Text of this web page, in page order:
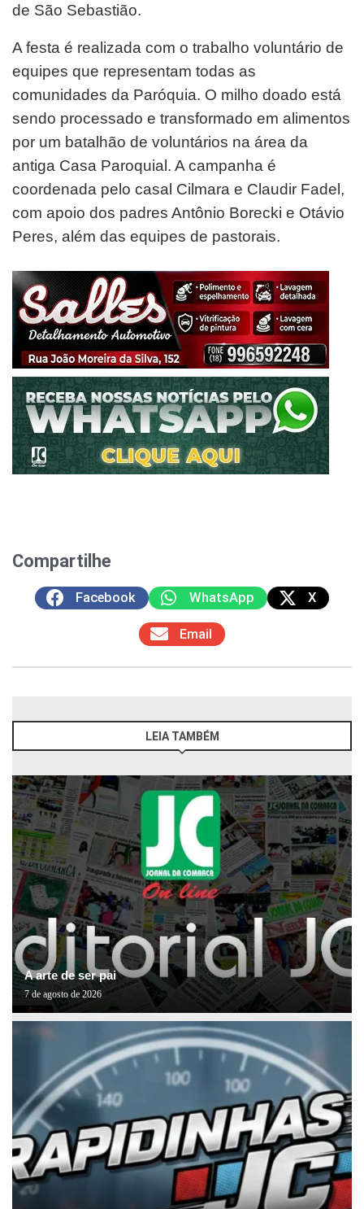
de São Sebastião.
A festa é realizada com o trabalho voluntário de
equipes que representam todas as
comunidades da Paróquia. O milho doado está
sendo processado e transformado em alimentos
por um batalhão de voluntários na área da
antiga Casa Paroquial. A campanha é
coordenada pelo casal Cilmara e Claudir Fadel,
com apoio dos padres Antônio Borecki e Otávio
Peres, além das equipes de pastorais.
Compartilhe
Facebook WhatsApp X
Email
LEIA TAMBÉM
A arte de ser pai
7 de agosto de 2026